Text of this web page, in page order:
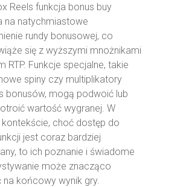
Reels funkcja bonus buy
na natychmiastowe
rundy bonusowej, co
się z wyższymi mnożnikami
RTP. Funkcje specjalne, takie
spiny czy multiplikatory
bonusów, mogą podwoić lub
wartość wygranej. W
choć dostęp do
jest coraz bardziej
to ich poznanie i świadome
może znacząco
na końcowy wynik gry.